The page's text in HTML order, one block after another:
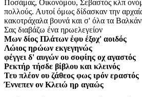
Ποσάμας, Οικονόμου, Σεβαστός κλπ
πολλούς. Αυτοί όμως δίδασκαν την
κακοτράχαλα βουνά και σ' όλα τα
Σας διαβάζω ένα ηρωελεγείον
Μων δίος Πλάτων έφυ έξοχ' αοιδός
Λώιος ηρώων εκγεγηνώς
φέγγει δ' αυγών ου σοφίης οχ αγαστός
Ρεκτήρ τήσδε βίβλου και κλεινός
Τευ πλέον ου ζάθεος φως ιρόν εραστός
Έννεπεν ον Κλειώ ηρ αγαώς